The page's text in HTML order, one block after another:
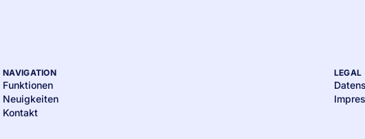
NAVIGATION
Funktionen
Neuigkeiten
Kontakt
LEGAL